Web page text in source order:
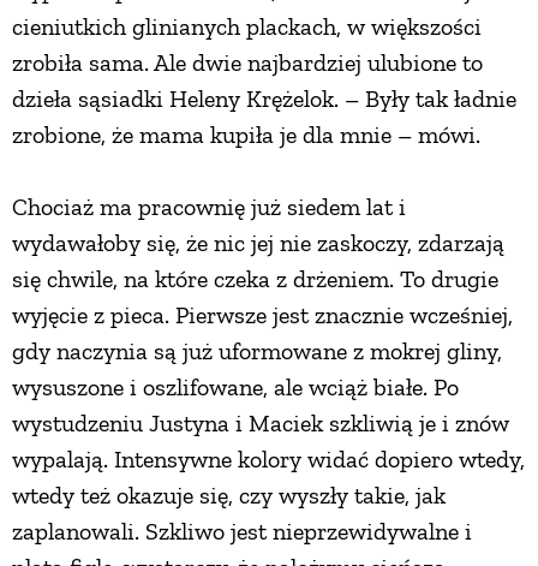
cieniutkich glinianych plackach, w większości
zrobiła sama. Ale dwie najbardziej ulubione to
dzieła sąsiadki Heleny Krężelok. – Były tak ładnie
zrobione, że mama kupiła je dla mnie – mówi.
Chociaż ma pracownię już siedem lat i
wydawałoby się, że nic jej nie zaskoczy, zdarzają
się chwile, na które czeka z drżeniem. To drugie
wyjęcie z pieca. Pierwsze jest znacznie wcześniej,
gdy naczynia są już uformowane z mokrej gliny,
wysuszone i oszlifowane, ale wciąż białe. Po
wystudzeniu Justyna i Maciek szkliwią je i znów
wypalają. Intensywne kolory widać dopiero wtedy,
wtedy też okazuje się, czy wyszły takie, jak
zaplanowali. Szkliwo jest nieprzewidywalne i